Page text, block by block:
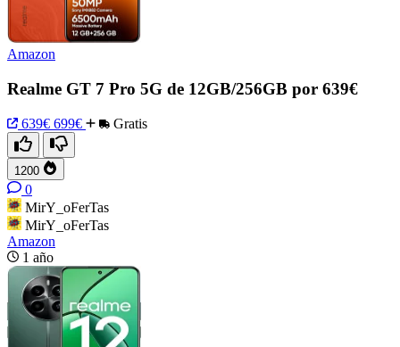
Amazon
Realme GT 7 Pro 5G de 12GB/256GB por 639€
639€ 699€ Gratis
1200
0
MirY_oFerTas
MirY_oFerTas
Amazon
1 año